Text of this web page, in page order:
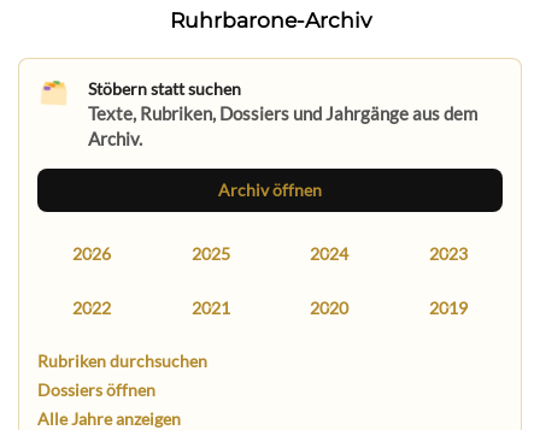
Ruhrbarone-Archiv
Stöbern statt suchen
Texte, Rubriken, Dossiers und Jahrgänge aus dem
Archiv.
Archiv öffnen
2026 2025 2024 2023
2022 2021 2020 2019
Rubriken durchsuchen
Dossiers öffnen
Alle Jahre anzeigen